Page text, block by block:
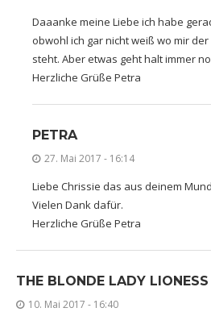
Daaanke meine Liebe ich habe
obwohl ich gar nicht weiß wo mir
steht. Aber etwas geht halt immer
Herzliche Grüße Petra
PETRA
27. Mai 2017 - 16:14
Liebe Chrissie das aus deinem
Vielen Dank dafür.
Herzliche Grüße Petra
THE BLONDE LADY LIONESS
10. Mai 2017 - 16:40